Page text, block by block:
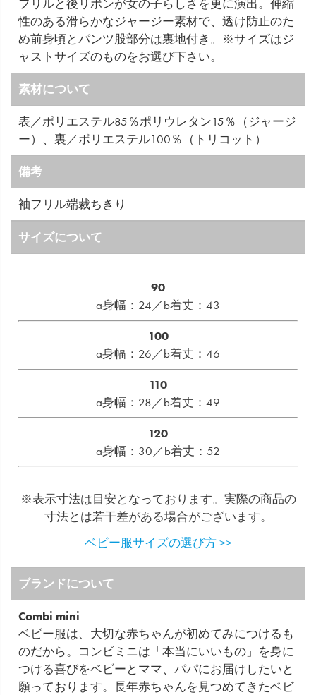
フリルと後リボンが女の子らしさを更に演出。伸縮
性のある滑らかなジャージー素材で、透け防止のた
め前身頃とパンツ股部分は裏地付き。※サイズはジ
ャストサイズのものをお選び下さい。
素材について
表／ポリエステル85％ポリウレタン15％（ジャージ
ー）、裏／ポリエステル100％（トリコット）
備考
袖フリル端裁ちきり
サイズについて
90
a身幅：24／b着丈：43
100
a身幅：26／b着丈：46
110
a身幅：28／b着丈：49
120
a身幅：30／b着丈：52
※表示寸法は目安となっております。実際の商品の
寸法とは若干差がある場合がございます。
ベビー服サイズの選び方 >>
ブランドについて
Combi mini
ベビー服は、大切な赤ちゃんが初めてみにつけるも
のだから。コンビミニは「本当にいいもの」を身に
つける喜びをベビーとママ、パパにお届けしたいと
願っております。長年赤ちゃんを見つめてきたベビ